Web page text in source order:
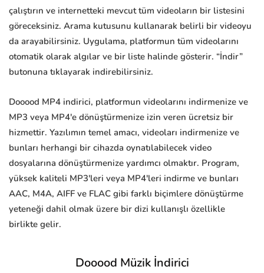
çalıştırın ve internetteki mevcut tüm videoların bir listesini
göreceksiniz. Arama kutusunu kullanarak belirli bir videoyu
da arayabilirsiniz. Uygulama, platformun tüm videolarını
otomatik olarak algılar ve bir liste halinde gösterir. “İndir”
butonuna tıklayarak indirebilirsiniz.
Dooood MP4 indirici, platformun videolarını indirmenize ve
MP3 veya MP4'e dönüştürmenize izin veren ücretsiz bir
hizmettir. Yazılımın temel amacı, videoları indirmenize ve
bunları herhangi bir cihazda oynatılabilecek video
dosyalarına dönüştürmenize yardımcı olmaktır. Program,
yüksek kaliteli MP3'leri veya MP4'leri indirme ve bunları
AAC, M4A, AIFF ve FLAC gibi farklı biçimlere dönüştürme
yeteneği dahil olmak üzere bir dizi kullanışlı özellikle
birlikte gelir.
Dooood Müzik İndirici